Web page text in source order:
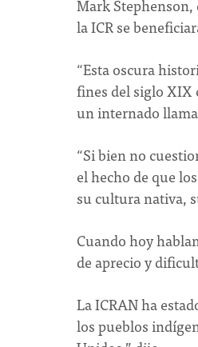
Mark Stephenson,
la ICR se
“Esta oscura
fines del siglo XIX
un internado
“Si bien no
el hecho de que
su cultura nativa,
Cuando hoy
de aprecio y
La ICRAN ha
los pueblos